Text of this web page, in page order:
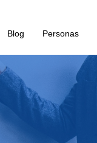
Blog Personas